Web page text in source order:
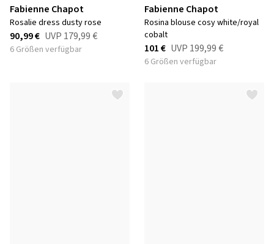
Fabienne Chapot
rosalie dress dusty rose
90,99 € UVP 179,99 €
6 Größen verfügbar
Fabienne Chapot
rosina blouse cosy white/royal
cobalt
101 € UVP 199,99 €
6 Größen verfügbar